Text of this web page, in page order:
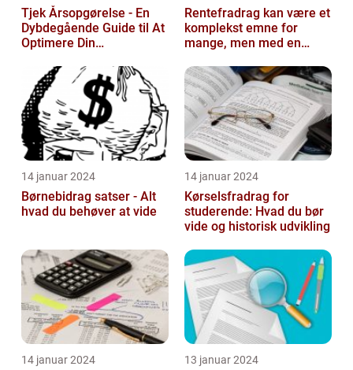
Tjek Årsopgørelse - En
Dybdegående Guide til At
Optimere Din
Rentefradrag kan være et
komplekst emne for
mange, men med en
kan man nemt og ...
14 januar 2024
Børnebidrag satser - Alt
hvad du behøver at vide
14 januar 2024
Kørselsfradrag for
studerende: Hvad du bør
vide og historisk udvikling
14 januar 2024 13 januar 2024